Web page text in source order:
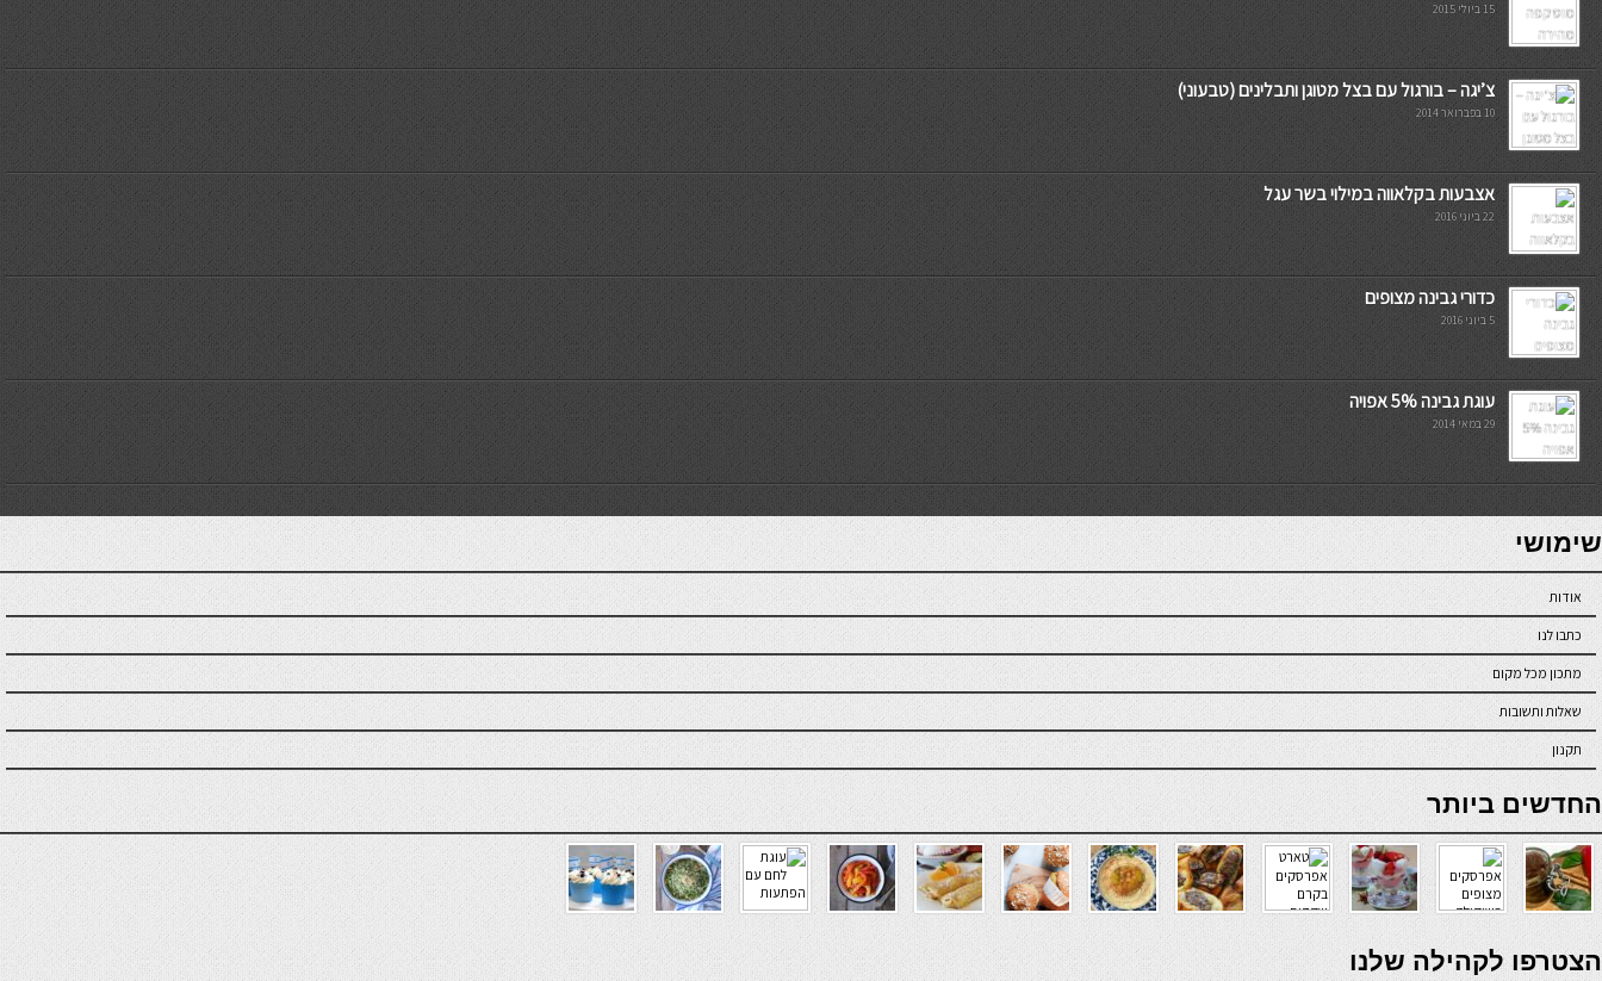
15 ביולי 2015
צ’יגה – בורגול עם בצל מטוגן ותבלינים (טבעוני)
10 בפברואר 2014
אצבעות בקלאווה במילוי בשר עגל
22 ביוני 2016
כדורי גבינה מצופים
5 ביוני 2016
עוגת גבינה 5% אפויה
29 במאי 2014
7slots
seriöse online casinos österreich
שימושי
אודות
כתבו לנו
מתכון מכל מקום
שאלות ותשובות
תקנון
online casino
החדשים ביותר
verde casino
הצטרפו לקהילה שלנו